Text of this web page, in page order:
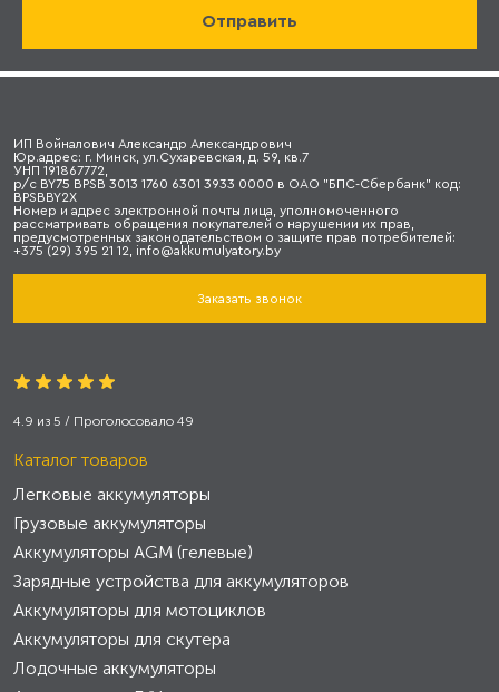
ИП Войналович Александр Александрович
Юр.адрес: г. Минск, ул.Сухаревская, д. 59, кв.7
УНП 191867772,
р/с BY75 BPSB 3013 1760 6301 3933 0000 в ОАО "БПС-Сбербанк" код:
BPSBBY2X
Номер и адрес электронной почты лица, уполномоченного
рассматривать обращения покупателей о нарушении их прав,
предусмотренных законодательством о защите прав потребителей:
+375 (29) 395 21 12, info@akkumulyatory.by
Заказать звонок
4.9 из 5 / Проголосовало 49
Каталог товаров
Легковые аккумуляторы
Грузовые аккумуляторы
Аккумуляторы AGM (гелевые)
Зарядные устройства для аккумуляторов
Аккумуляторы для мотоциклов
Аккумуляторы для скутера
Лодочные аккумуляторы